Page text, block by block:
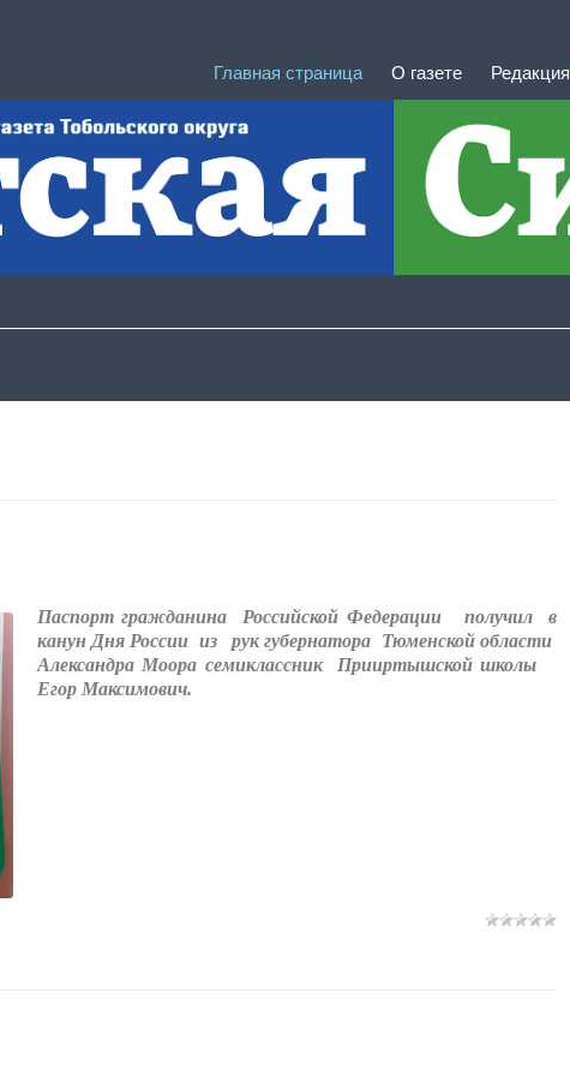
Главная страница О газете Редакция
Паспорт гражданина Российской Федерации получил в
канун Дня России из рук губернатора Тюменской области
Александра Моора семиклассник Прииртышской школы
Егор Максимович.